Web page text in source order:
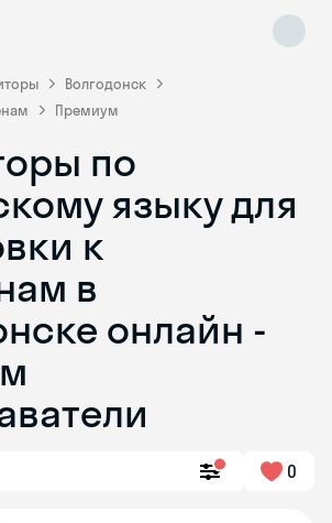
Волгодонск
Премиум
по
языку для
к
в
онлайн -
0